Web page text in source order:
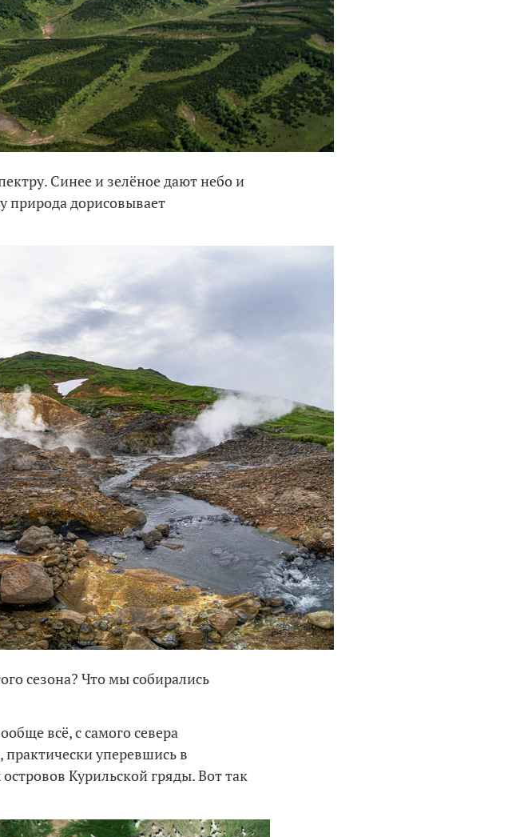
Синее и зелёное дают небо и
природа дорисовывает
сезона? Что мы собирались
всё, с самого севера
практически уперевшись в
Курильской гряды. Вот так